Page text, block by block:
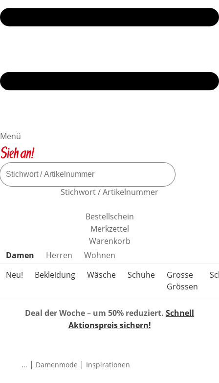
Menü
Stichwort / Artikelnummer
Bestellschein
Merkzettel
Warenkorb
Produktkategorien überspringen
Damen Herren
Wohnen
Neu!
Bekleidung Wäsche Schuhe
Grosse
Grössen
Deal der Woche– um 50% reduziert. Schnell
Aktionspreis sichern!
... | Damenmode | Inspirationen